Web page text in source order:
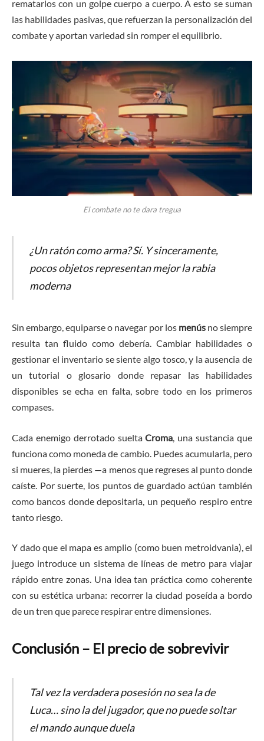
rematarlos con un golpe cuerpo a cuerpo. A esto se suman
las habilidades pasivas, que refuerzan la personalización del
combate y aportan variedad sin romper el equilibrio.
El combate no te dara tregua
¿Un ratón como arma? Sí. Y sinceramente,
pocos objetos representan mejor la rabia
moderna
Sin embargo, equiparse o navegar por los menúsno siempre
resulta tan fluido como debería. Cambiar habilidades o
gestionar el inventario se siente algo tosco, y la ausencia de
un tutorial o glosario donde repasar las habilidades
disponibles se echa en falta, sobre todo en los primeros
compases.
Cada enemigo derrotado sueltaCroma , una sustancia que
funciona como moneda de cambio. Puedes acumularla, pero
si mueres, la pierdes —a menos que regreses al punto donde
caíste. Por suerte, los puntos de guardado actúan también
como bancos donde depositarla, un pequeño respiro entre
tanto riesgo.
Y dado que el mapa es amplio (como buen metroidvania), el
juego introduce un sistema de líneas de metro para viajar
rápido entre zonas. Una idea tan práctica como coherente
con su estética urbana: recorrer la ciudad poseída a bordo
de un tren que parece respirar entre dimensiones.
Conclusión – El precio de sobrevivir
Tal vez la verdadera posesión no sea la de
Luca… sino la del jugador, que no puede soltar
el mando aunque duela